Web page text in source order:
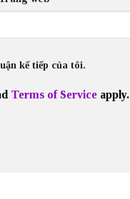
kế tiếp của tôi.
Terms of Serviceapply.